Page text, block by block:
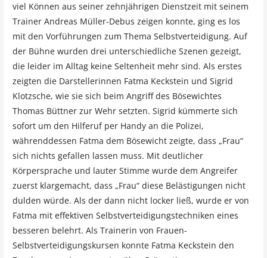
viel Können aus seiner zehnjährigen Dienstzeit mit seinem
Trainer Andreas Müller-Debus zeigen konnte, ging es los
mit den Vorführungen zum Thema Selbstverteidigung. Auf
der Bühne wurden drei unterschiedliche Szenen gezeigt,
die leider im Alltag keine Seltenheit mehr sind. Als erstes
zeigten die Darstellerinnen Fatma Keckstein und Sigrid
Klotzsche, wie sie sich beim Angriff des Bösewichtes
Thomas Büttner zur Wehr setzten. Sigrid kümmerte sich
sofort um den Hilferuf per Handy an die Polizei,
währenddessen Fatma dem Bösewicht zeigte, dass „Frau“
sich nichts gefallen lassen muss. Mit deutlicher
Körpersprache und lauter Stimme wurde dem Angreifer
zuerst klargemacht, dass „Frau“ diese Belästigungen nicht
dulden würde. Als der dann nicht locker ließ, wurde er von
Fatma mit effektiven Selbstverteidigungstechniken eines
besseren belehrt. Als Trainerin von Frauen-
Selbstverteidigungskursen konnte Fatma Keckstein den